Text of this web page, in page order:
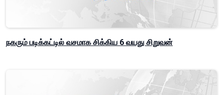
நகரும் படிக்கட்டில் வசமாக சிக்கிய 6 வயது சிறுவன்